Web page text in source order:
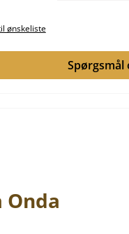
ønskeliste
Onda